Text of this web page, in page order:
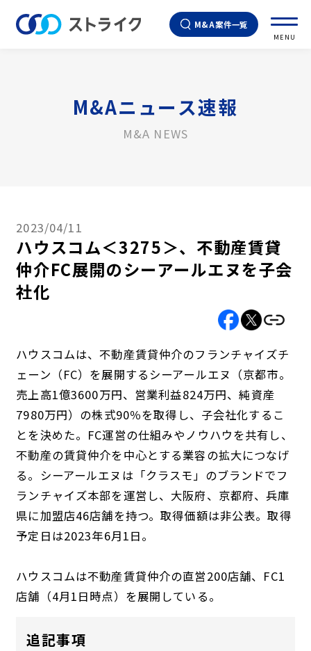
M&A案件一覧
MENU
M&Aニュース速報
M&A NEWS
2023/04/11
ハウスコム＜3275＞、不動産賃貸
仲介FC展開のシーアールエヌを子会
社化
ハウスコムは、不動産賃貸仲介のフランチャイズチ
ェーン（FC）を展開するシーアールエヌ（京都市。
売上高1億3600万円、営業利益824万円、純資産
7980万円）の株式90％を取得し、子会社化するこ
とを決めた。FC運営の仕組みやノウハウを共有し、
不動産の賃貸仲介を中心とする業容の拡大につなげ
る。シーアールエヌは「クラスモ」のブランドでフ
ランチャイズ本部を運営し、大阪府、京都府、兵庫
県に加盟店46店舗を持つ。取得価額は非公表。取得
予定日は2023年6月1日。
ハウスコムは不動産賃貸仲介の直営200店舗、FC1
店舗（4月1日時点）を展開している。
追記事項